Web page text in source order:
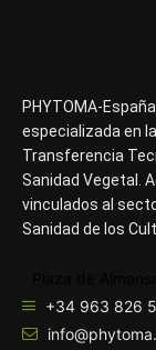
PHYTOMA-
especializada en
Transferencia
Sanidad Vegetal.
vinculados al
Sanidad de los
+34 963 826